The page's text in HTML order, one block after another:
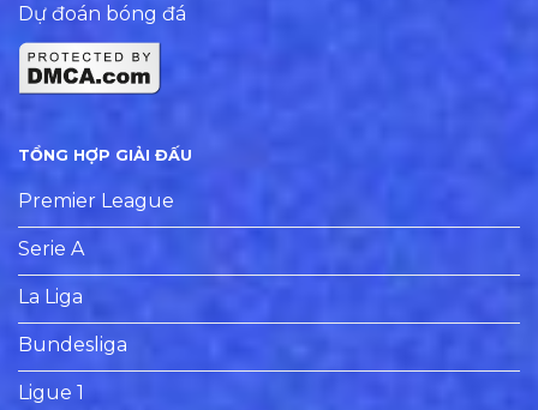
Dự đoán bóng đá
TỔNG HỢP GIẢI ĐẤU
Premier League
Serie A
La Liga
Bundesliga
Ligue 1